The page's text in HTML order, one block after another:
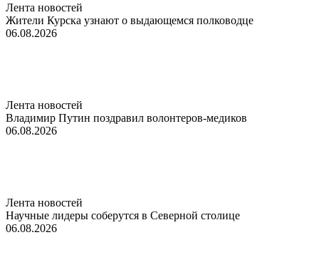
Лента новостей
Жители Курска узнают о выдающемся полководце
06.08.2026
Лента новостей
Владимир Путин поздравил волонтеров-медиков
06.08.2026
Лента новостей
Научные лидеры соберутся в Северной столице
06.08.2026